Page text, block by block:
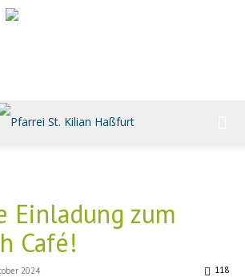
Einladung zum
Café!
2024 118